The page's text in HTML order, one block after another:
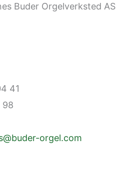
Buder Orgelverksted AS
41
98
orgel.com